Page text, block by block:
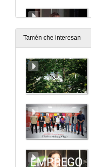
Tamén che interesan